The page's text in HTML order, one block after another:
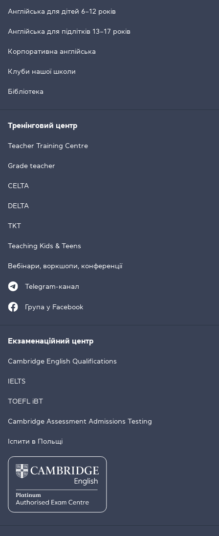
Англійська для дітей 6–12 років
Англійська для підлітків 13–17 років
Корпоративна англійська
Клуби нашої школи
Бібліотека
Тренінговий центр
Teacher Training Centre
Grade teacher
CELTA
DELTA
TKT
Teaching Kids & Teens
Вебінари, воркшопи, конференції
Telegram-канал
Група у Facebook
Екзаменаційний центр
Cambridge English Qualifications
IELTS
TOEFL iBT
Cambridge Assessment Admissions Testing
Іспити в Польщі